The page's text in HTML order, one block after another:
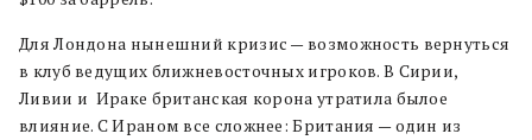
Для Лондона нынешний кризис — возможность вернуться
в клуб ведущих ближневосточных игроков. В Сирии,
Ливии и Ираке британская корона утратила былое
влияние. С Ираном все сложнее: Британия — один из